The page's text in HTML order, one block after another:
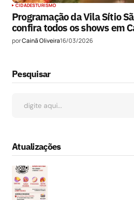
CIDADESTURISMO
Programação da Vila Sítio
confira todos os shows em
porCainã Oliveira16/03/2026
Pesquisar
Atualizações